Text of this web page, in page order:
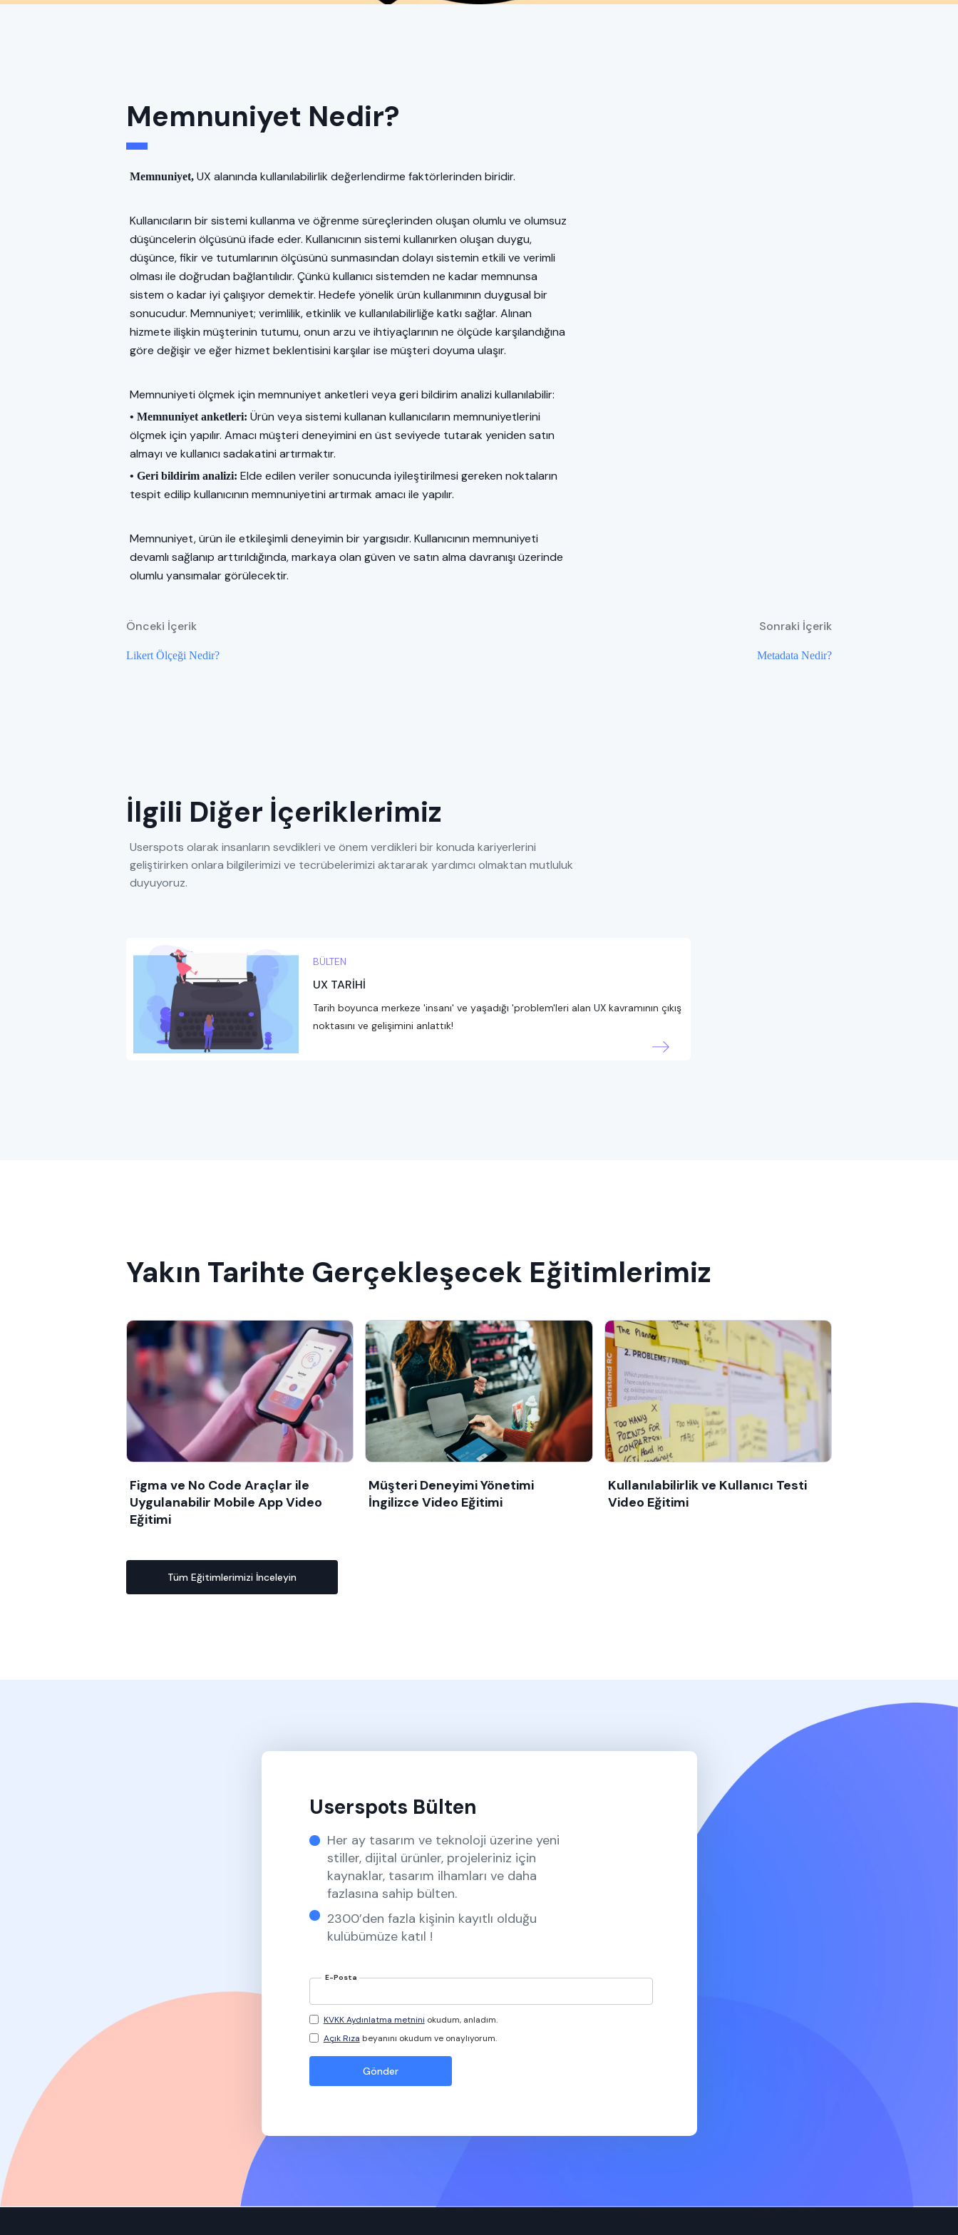
Memnuniyet Nedir?
Memnuniyet, UX alanında kullanılabilirlik değerlendirme faktörlerinden biridir.
Kullanıcıların bir sistemi kullanma ve öğrenme süreçlerinden oluşan olumlu ve olumsuz
düşüncelerin ölçüsünü ifade eder. Kullanıcının sistemi kullanırken oluşan duygu,
düşünce, fikir ve tutumlarının ölçüsünü sunmasından dolayı sistemin etkili ve verimli
olması ile doğrudan bağlantılıdır. Çünkü kullanıcı sistemden ne kadar memnunsa
sistem o kadar iyi çalışıyor demektir. Hedefe yönelik ürün kullanımının duygusal bir
sonucudur. Memnuniyet; verimlilik, etkinlik ve kullanılabilirliğe katkı sağlar. Alınan
hizmete ilişkin müşterinin tutumu, onun arzu ve ihtiyaçlarının ne ölçüde karşılandığına
göre değişir ve eğer hizmet beklentisini karşılar ise müşteri doyuma ulaşır.
Memnuniyeti ölçmek için memnuniyet anketleri veya geri bildirim analizi kullanılabilir:
• Memnuniyet anketleri: Ürün veya sistemi kullanan kullanıcıların memnuniyetlerini
ölçmek için yapılır. Amacı müşteri deneyimini en üst seviyede tutarak yeniden satın
almayı ve kullanıcı sadakatini artırmaktır.
• Geri bildirim analizi: Elde edilen veriler sonucunda iyileştirilmesi gereken noktaların
tespit edilip kullanıcının memnuniyetini artırmak amacı ile yapılır.
Memnuniyet, ürün ile etkileşimli deneyimin bir yargısıdır. Kullanıcının memnuniyeti
devamlı sağlanıp arttırıldığında, markaya olan güven ve satın alma davranışı üzerinde
olumlu yansımalar görülecektir.
Sonraki İçerik
Önceki İçerik
Likert Ölçeği Nedir? Metadata Nedir?
İlgili Diğer İçeriklerimiz
Userspots olarak insanların sevdikleri ve önem verdikleri bir konuda kariyerlerini
geliştirirken onlara bilgilerimizi ve tecrübelerimizi aktararak yardımcı olmaktan mutluluk
duyuyoruz.
BÜLTEN
UX TARİHİ
Tarih boyunca merkeze 'insanı' ve yaşadığı 'problem'leri alan UX kavramının çıkış
noktasını ve gelişimini anlattık!
Yakın Tarihte Gerçekleşecek Eğitimlerimiz
Figma ve No Code Araçlar ile
Uygulanabilir Mobile App Video
Eğitimi
Müşteri Deneyimi Yönetimi
İngilizce Video Eğitimi
Kullanılabilirlik ve Kullanıcı Testi
Video Eğitimi
Tüm Eğitimlerimizi İnceleyin
Userspots Bülten
Her ay tasarım ve teknoloji üzerine yeni
stiller, dijital ürünler, projeleriniz için
kaynaklar, tasarım ilhamları ve daha
fazlasına sahip bülten.
2300’den fazla kişinin kayıtlı olduğu
kulübümüze katıl !
E-Posta
KVKK Aydınlatma metnini okudum, anladım.
Açık Rıza beyanını okudum ve onaylıyorum.